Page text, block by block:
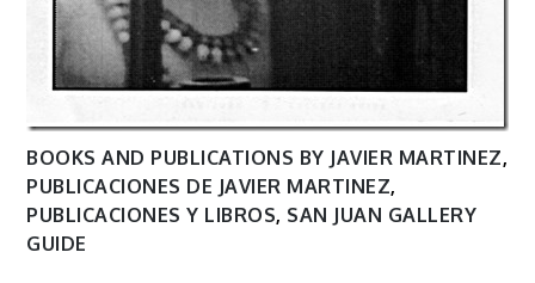
BOOKS AND PUBLICATIONS BY JAVIER MARTINEZ,
PUBLICACIONES DE JAVIER MARTINEZ,
PUBLICACIONES Y LIBROS, SAN JUAN GALLERY
GUIDE